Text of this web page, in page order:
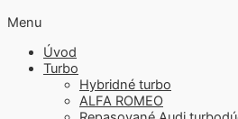
Menu
Úvod
Turbo
Hybridné turbo
ALFA ROMEO